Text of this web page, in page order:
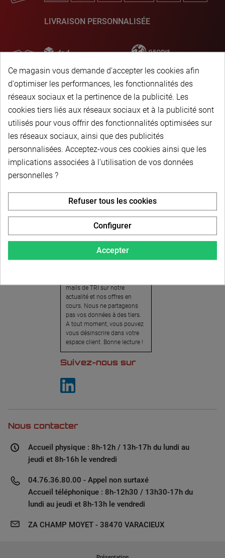
LIVRAISON PERSONNALISÉE
Newsletter
Pour recevoir notre
newsletter, nous vous
invitons à créer votre espace
client (cliquez sur « Compte »
en haut à droite de la page) et
cliquer sur « oui » pour vous
mails de TRI sur notre
actualité et nos offres en
cours. Nous ne partageons
pas vos données à des tiers.
A tout moment, vous pouvez
vous désinscrire dans votre
espace client. Bonne lecture !
Suivez-nous sur
Nous contacter
Accueil physique : 8h-12h / 13h-17h du lundi au
jeudi et 8h-16h le vendredi
04.76.36.80.00 - Appel non surtaxé
Accueil téléphonique : 8h-12h30 / 13h30-17h du
lundi au jeudi et 8h-13h le vendredi
ZA CHAMP MOYET - 38470 VARACIEUX
Ce magasin vous demande d'accepter les cookies afin
d'optimiser les performances, les fonctionnalités des
réseaux sociaux et la pertinence de la publicité. Les
cookies tiers liés aux réseaux sociaux et à la publicité sont
utilisés pour vous offrir des fonctionnalités optimisées sur
les réseaux sociaux, ainsi que des publicités
personnalisées. Acceptez-vous ces cookies ainsi que les
implications associées à l'utilisation de vos données
personnelles ?
Accepter
Refuser tous les cookies
Configurer